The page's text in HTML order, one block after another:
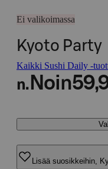
Ei valikoimassa
Kyoto Party
Kaikki Sushi Daily -
n. Noin
Lisää suosikkeihin,